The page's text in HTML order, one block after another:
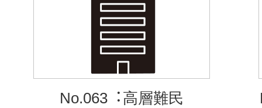
No.063︓高層難民